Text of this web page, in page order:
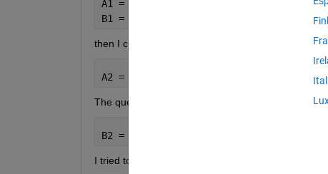
A1 = [a1 a2 a3 a4 a5];
B1 = [b1 b2 b3 b4 b5];
then I change order of elements of the first array
A2 = [a4 a1 a3 a5 a2];
The question is how to get array B2 sorted in the
B2 = [b4 b1 b3 b5 b2];
I tried to write function which is: